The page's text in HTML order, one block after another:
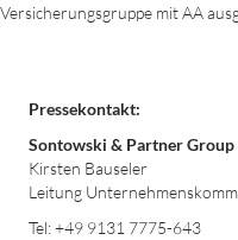
Versicherungsgruppe mit AA
Pressekontakt:
Sontowski & Partner Group
Kirsten Bauseler
Leitung
Tel: +49 9131 7775-643